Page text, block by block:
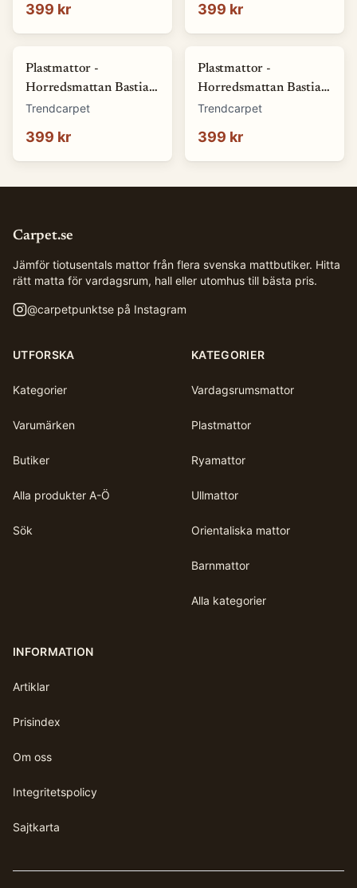
399 kr 399 kr
Plastmattor -
Horredsmattan Bastian
(blå) (Storlek: 70 x 50
Trendcarpet
399 kr
Plastmattor -
Horredsmattan Bastian
(brun) (Storlek: 70 x 50
Trendcarpet
399 kr
Carpet.se
Jämför tiotusentals mattor från flera svenska mattbutiker. Hitta
rätt matta för vardagsrum, hall eller utomhus till bästa pris.
@carpetpunktse på Instagram
UTFORSKA
Kategorier
Varumärken
Butiker
Alla produkter A-Ö
Sök
KATEGORIER
Vardagsrumsmattor
Plastmattor
Ryamattor
Ullmattor
Orientaliska mattor
Barnmattor
Alla kategorier
INFORMATION
Artiklar
Prisindex
Om oss
Integritetspolicy
Sajtkarta